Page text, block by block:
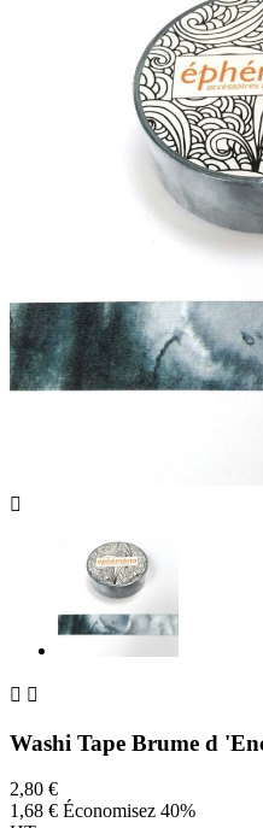

 
Washi Tape Brume d
2,80 €
1,68 € Économisez 40%